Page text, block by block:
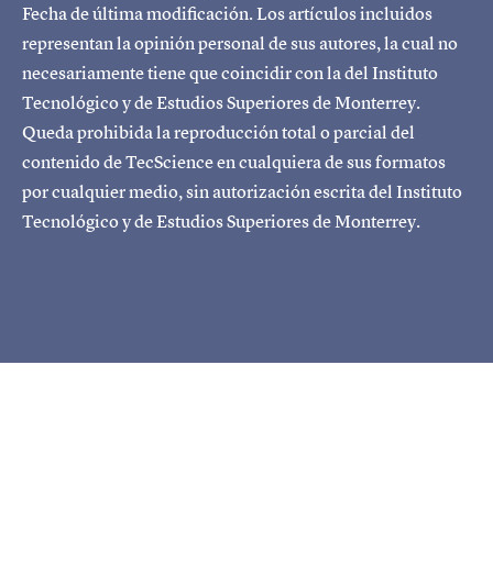
Fecha de última modificación. Los artículos incluidos
representan la opinión personal de sus autores, la cual no
necesariamente tiene que coincidir con la del Instituto
Tecnológico y de Estudios Superiores de Monterrey.
Queda prohibida la reproducción total o parcial del
contenido de TecScience en cualquiera de sus formatos
por cualquier medio, sin autorización escrita del Instituto
Tecnológico y de Estudios Superiores de Monterrey.